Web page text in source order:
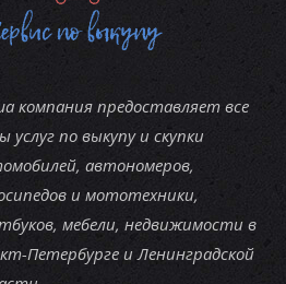
компания предоставляет все
услуг по выкупу и скупки
автономеров,
и мототехники,
мебели, недвижимости в
Петербурге и Ленинградской